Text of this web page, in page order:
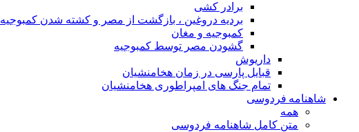
برادر کشی
بردیه دروغین ، بازگشت از مصر و کشته شدن کمبوجیه
کمبوجیه و مغان
گشودن مصر توسط کمبوجیه
داریوش
قبایل پارسی در زمان هخامنشیان
تمام جنگ های امپراطوری هخامنشیان
شاهنامه فردوسی
همه
متن کامل شاهنامه فردوسی